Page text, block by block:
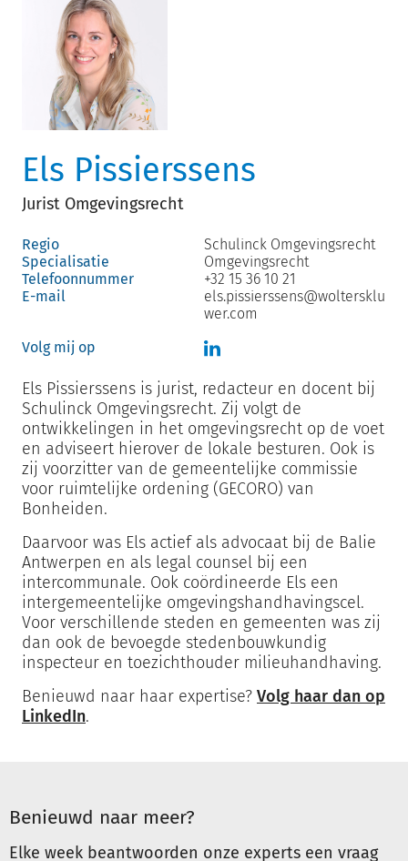
Els Pissierssens
Jurist Omgevingsrecht
Regio
Schulinck Omgevingsrecht
Specialisatie
Omgevingsrecht
Telefoonnummer
+32 15 36 10 21
E-mail
els.pissierssens@woltersklu
wer.com
Volg mij op
Els Pissierssens is jurist, redacteur en docent bij
Schulinck Omgevingsrecht. Zij volgt de
ontwikkelingen in het omgevingsrecht op de voet
en adviseert hierover de lokale besturen. Ook is
zij voorzitter van de gemeentelijke commissie
voor ruimtelijke ordening (GECORO) van
Bonheiden.
Daarvoor was Els actief als advocaat bij de Balie
Antwerpen en als legal counsel bij een
intercommunale. Ook coördineerde Els een
intergemeentelijke omgevingshandhavingscel.
Voor verschillende steden en gemeenten was zij
dan ook de bevoegde stedenbouwkundig
inspecteur en toezichthouder milieuhandhaving.
Benieuwd naar haar expertise? Volg haar dan op
LinkedIn.
Benieuwd naar meer?
Elke week beantwoorden onze experts een vraag